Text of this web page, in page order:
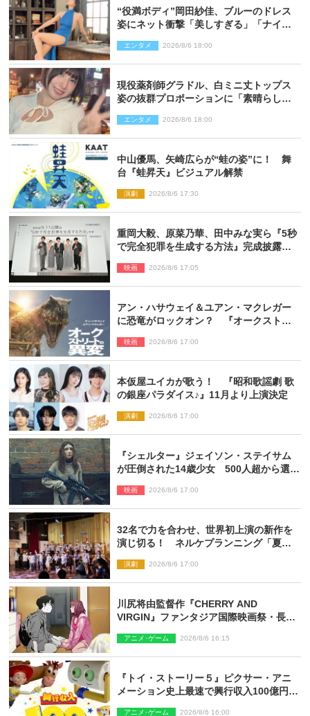
“役満ボディ”岡田紗佳、ブルーのドレス
姿にネット衝撃「美しすぎる」「ナイ
エンタメ 2026/8/6 18:00
現役薬剤師グラドル、白ミニ丈トップス
姿の抜群プロポーションに「素晴らしす
エンタメ 2026/8/6 18:00
中山優馬、矢崎広らが“蛙の姿”に！ 舞
台『蛙昇天』ビジュアル解禁
演劇 2026/8/6 17:30
重岡大毅、原菜乃華、田中みな実ら『5秒
で完全犯罪を生成する方法』完成披露に
映画 2026/8/6 17:05
アン・ハサウェイ＆ユアン・マクレガー
に恐竜がロックオン？ 『オークストリ
解禁
映画 2026/8/6 17:00
本仮屋ユイカが歌う！ 『昭和歌謡劇 歌
の銀座パラダイス♪』11月より上演決定
演劇 2026/8/6 17:00
『シェルター』ジェイソン・ステイサム
が圧倒された14歳少女 500人超から選出
とは
映画 2026/8/6 17:00
32名で力を合わせ、世界初上演の新作を
演じ切る！ ネルケプランニング「夏休
ト【最終日】
演劇 2026/8/6 17:00
川尻将由監督作『CHERRY AND
VIRGIN』ファンタジア国際映画祭・長編
アニメ･ゲーム 2026/8/6 16:15
『トイ・ストーリー５』ピクサー・アニ
メーション史上最速で興行収入100億円突
アニメ･ゲーム 2026/8/6 16:00